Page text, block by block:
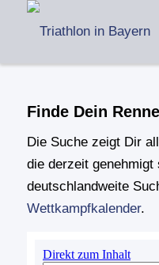
Finde Dein
Die Suche zeigt Dir
die derzeit genehmigt
deutschlandweite
Wettkampfkalender.